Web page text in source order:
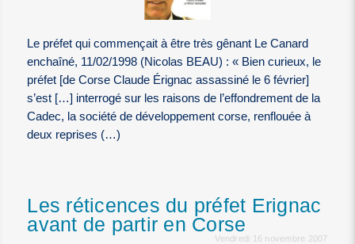
Le préfet qui commençait à être très gênant Le Canard
enchaîné, 11/02/1998 (Nicolas BEAU) : « Bien curieux, le
préfet [de Corse Claude Érignac assassiné le 6 février]
s’est […] interrogé sur les raisons de l’effondrement de la
Cadec, la société de développement corse, renflouée à
deux reprises (…)
Les réticences du préfet Erignac
avant de partir en Corse
Vendredi 16 novembre 2007